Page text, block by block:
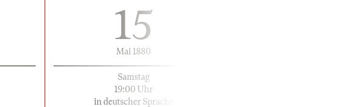
15
Mai 1880
Samstag
19:00 Uhr
in deutscher Sprache